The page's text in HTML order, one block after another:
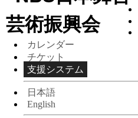
カレンダー
チケット
支援システム
日本語
English